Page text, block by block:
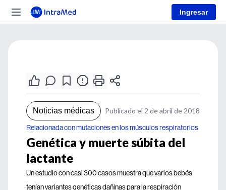
Ingresar
Noticias médicas Publicado el 2 de abril de 2018
Relacionada con mutaciones en los músculos respiratorios
Genética y muerte súbita del
lactante
Un estudio con casi 300 casos muestra que varios bebés
tenían variantes genéticas dañinas para la respiración